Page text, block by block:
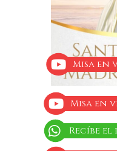
Misa en
Misa en
Recíbe